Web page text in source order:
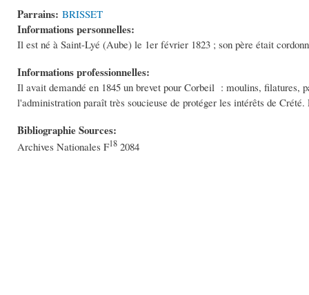
Parrains: BRISSET
Informations personnelles:
Il est né à Saint-Lyé (Aube) le 1er février 1823 ; son père était
Informations professionnelles:
Il avait demandé en 1845 un brevet pour Corbeil : moulins, filatures,
l'administration paraît très soucieuse de protéger les intérêts de
Bibliographie Sources:
Archives Nationales F18 2084